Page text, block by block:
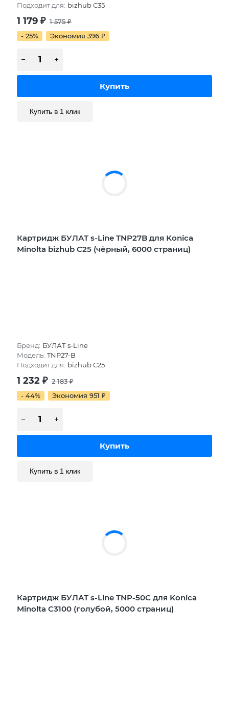
Подходит для: bizhub С35
1 179 ₽ 1 575₽
- 25%
Экономия 396 ₽
Купить в 1 клик
Картридж БУЛАТ s-Line TNP27B для Konica
Minolta bizhub C25 (чёрный, 6000 страниц)
Бренд: БУЛАТ s-Line
Модель: TNP27-B
Подходит для: bizhub C25
1 232 ₽ 2 183₽
- 44%
Экономия 951 ₽
Купить в 1 клик
Картридж БУЛАТ s-Line TNP-50C для Konica
Minolta C3100 (голубой, 5000 страниц)